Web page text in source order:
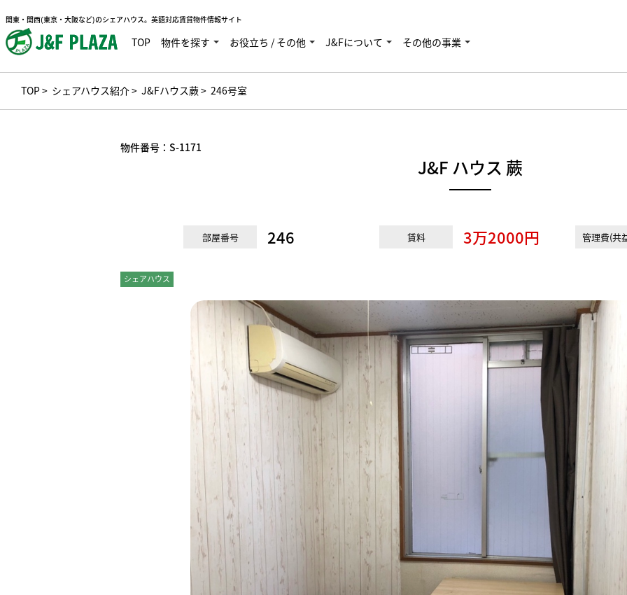
関東・関西(東京・大阪など)のシェアハウス。英語対応賃貸物件情報サイト
TOP 物件を探す お役立ち / その他 J&Fについて その他の事業
TOP> シェアハウス紹介> J&Fハウス蕨> 246号室
物件番号： S-1171
J&F ハウス 蕨
部屋番号 246 賃料 3万2000円 管理費(共
シェアハウス